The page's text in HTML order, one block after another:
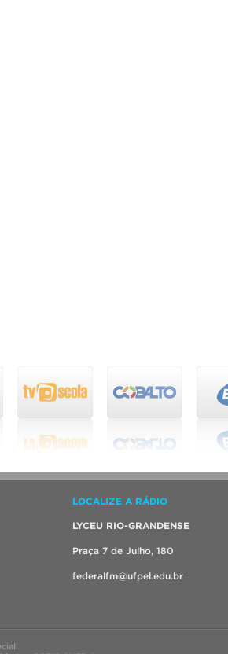
LOCALIZE A RÁDIO
LYCEU RIO-GRANDENSE
Praça 7 de Julho, 180
federalfm@ufpel.edu.br